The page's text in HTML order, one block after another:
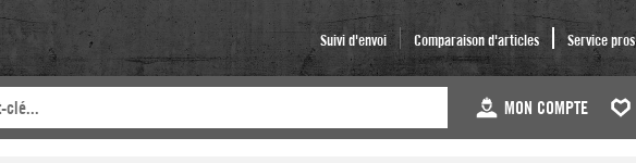
Suivi d'envoi Comparaison d'articles Service pros
MON COMPTE